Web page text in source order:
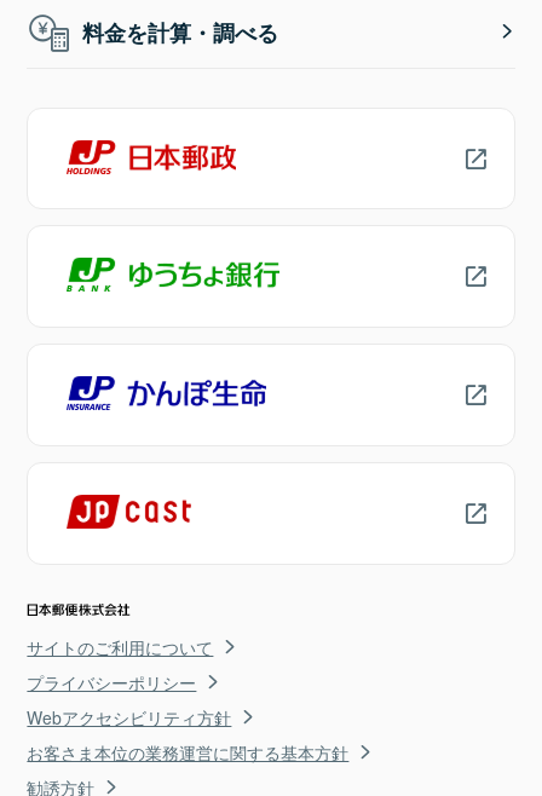
料金を計算・調べる
サイトのご利用について
プライバシーポリシー
Webアクセシビリティ方針
お客さま本位の業務運営に関する基本方針
勧誘方針